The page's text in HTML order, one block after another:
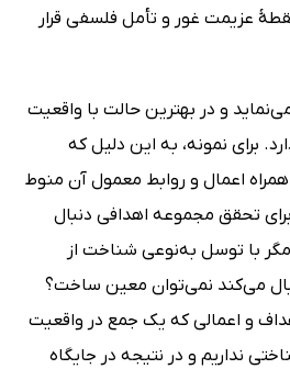
عزیمت غور و تأمل‌ فلسفی قرار
و در بهترین حالت با واقعیت
برای نمونه، به این دلیل که
اعمال و روابط معمول آن منوط
تحقق مجموعه اهدافی دنبال
مگر با توسل به‌نوعی شناخت از
می‌کند نمی‌توان معین ساخت؟
و اعمالی که یک جمع در واقعیت
نداریم و در نتیجه در جایگاه